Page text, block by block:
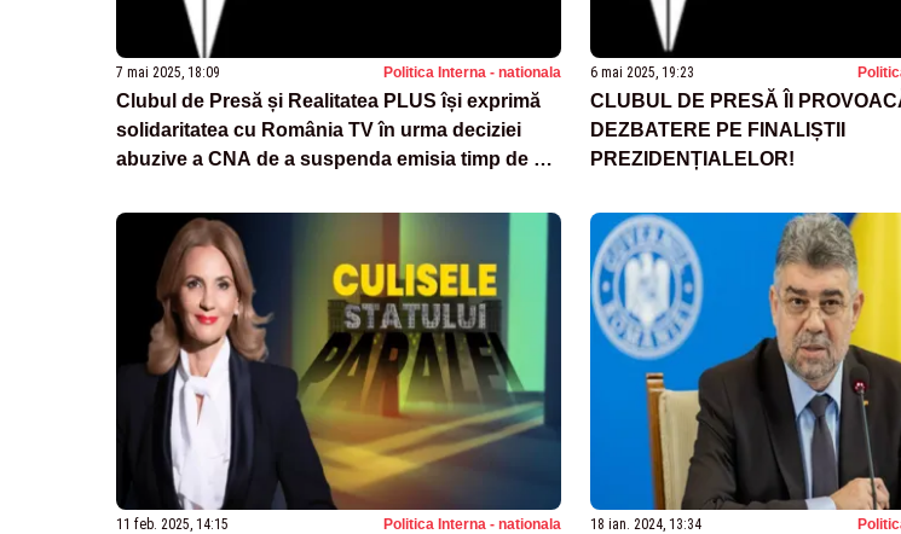
7 mai 2025, 18:09 Politica Interna - nationala
Clubul de Presă și Realitatea PLUS își exprimă
solidaritatea cu România TV în urma deciziei
abuzive a CNA de a suspenda emisia timp de 3
6 mai 2025, 19:23
CLUBUL DE PRESĂ ÎI
DEZBATERE PE FINALIȘTII
PREZIDENȚIALELOR!
11 feb. 2025, 14:15 Politica Interna - nationala 18 ian. 2024, 13:34